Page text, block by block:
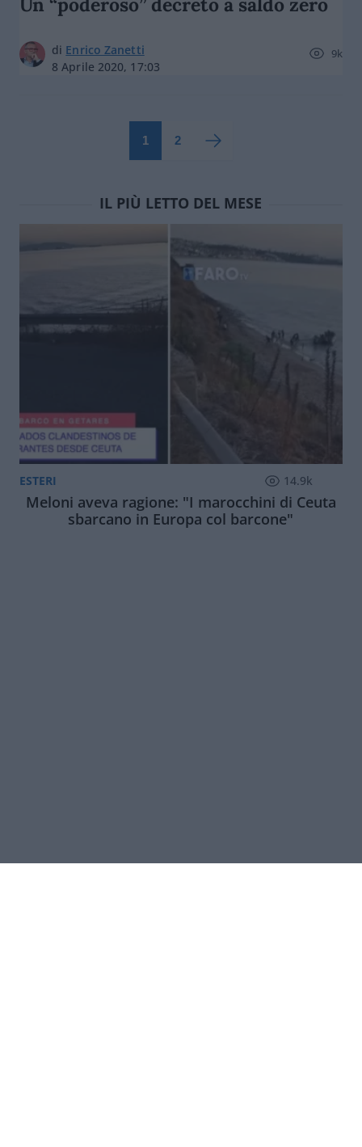
di Enrico Zanetti
8 Aprile 2020, 17:03
9k
1 2
IL PIÙ LETTO DEL MESE
ESTERI 14.9k
Meloni aveva ragione: "I marocchini di Ceuta
sbarcano in Europa col barcone"